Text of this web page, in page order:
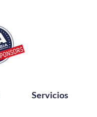
Servicios